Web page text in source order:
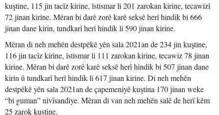
kuştine, 115 jin tacîz kirine, îstismar li 201 zarokan kirine, tecawizî
72 jinan kirine. Mêran bi darê zorê karê seksê herî hindik bi 666
jinan dane kirin, tundkarî herî hindik li 590 jinan kirine.
Mêran di neh mehên destpêkê yên sala 2021an de 234 jin kuştine,
116 jin tacîz kirine, îstismar li 111 zarokan kirine, tecawiz 78 jinan
kirine. Mêran bi darê zorê karê seksê herî hindik bi 507 jinan dane
kirin û tundkarî herî hindik li 617 jinan kirine. Di neh mehên
destpêkê yên sala 2021an de çapemeniyê kuştina 170 jinan weke
“bi guman” nivîsandiye. Mêran di van neh mehên salê de herî kêm
25 zarok kuştine.